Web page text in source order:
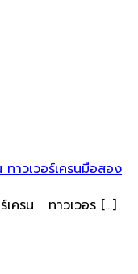
ทาวเวอร์เครนมือสอง
เครน ทาวเวอร […]